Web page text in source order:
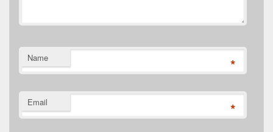
Name *
Email *